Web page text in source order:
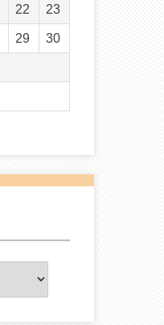
22 23
29 30